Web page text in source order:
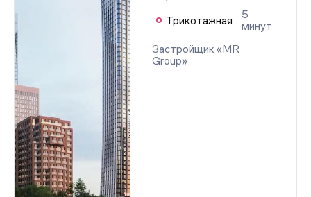
Трикотажная
5
минут
Застройщик «MR
Group»